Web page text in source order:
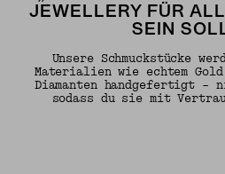
JEWELLERY FÜR
SEIN
Unsere Schmuckstücke
Materialien wie echtem
Diamanten handgefertigt –
sodass du sie mit